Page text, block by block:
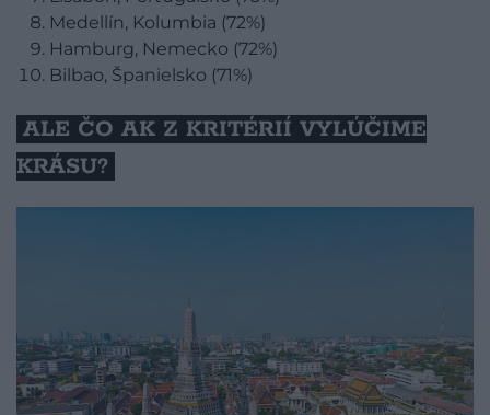
Medellín, Kolumbia (72%)
Hamburg, Nemecko (72%)
Bilbao, Španielsko (71%)
ALE ČO AK Z KRITÉRIÍ VYLÚČIME
KRÁSU?